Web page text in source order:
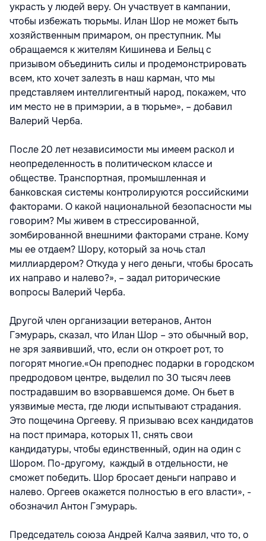
украсть у людей веру. Он участвует в кампании,
чтобы избежать тюрьмы. Илан Шор не может быть
хозяйственным примаром, он преступник. Мы
обращаемся к жителям Кишинева и Бельц с
призывом объединить силы и продемонстрировать
всем, кто хочет залезть в наш карман, что мы
представляем интеллигентный народ, покажем, что
им место не в примэрии, а в тюрьме», – добавил
Валерий Черба.
После 20 лет независимости мы имеем раскол и
неопределенность в политическом классе и
обществе. Транспортная, промышленная и
банковская системы контролируются российскими
факторами. О какой национальной безопасности мы
говорим? Мы живем в стрессированной,
зомбированной внешними факторами стране. Кому
мы ее отдаем? Шору, который за ночь стал
миллиардером? Откуда у него деньги, чтобы бросать
их направо и налево?», – задал риторические
вопросы Валерий Черба.
Другой член организации ветеранов, Антон
Гэмурарь, сказал, что Илан Шор – это обычный вор,
не зря заявивший, что, если он откроет рот, то
погорят многие.«Он преподнес подарки в городском
предродовом центре, выделил по 30 тысяч леев
пострадавшим во взорвавшемся доме. Он бьет в
уязвимые места, где люди испытывают страдания.
Это пощечина Оргееву. Я призываю всех кандидатов
на пост примара, которых 11, снять свои
кандидатуры, чтобы единственный, один на один с
Шором. По-другому, каждый в отдельности, не
сможет победить. Шор бросает деньги направо и
налево. Оргеев окажется полностью в его власти», -
обозначил Антон Гэмурарь.
Председатель союза Андрей Калча заявил, что то, о